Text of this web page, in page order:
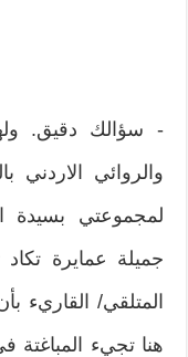
‮- ‬سؤالك‮ ‬دقيق‮.
والروائي‮
لمجموعتي
جميلة عمايرة
المتلقي‮/ ‬القاريء
هنا تجيء المباغتة